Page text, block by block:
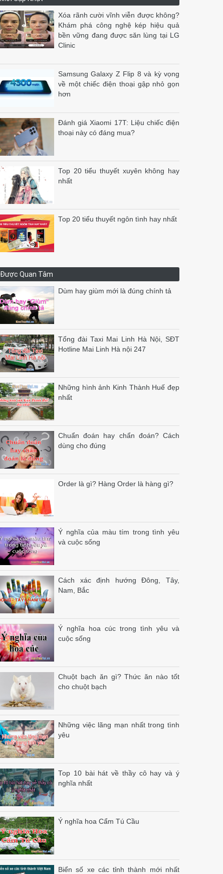
Xóa rãnh cười vĩnh viễn được không?
Khám phá công nghệ kép hiệu quả
bền vững đang được săn lùng tại LG
Clinic
Samsung Galaxy Z Flip 8 và kỳ vọng
về một chiếc điện thoại gập nhỏ gọn
hơn
Đánh giá Xiaomi 17T: Liệu chiếc điện
thoại này có đáng mua?
Top 20 tiểu thuyết xuyên không hay
nhất
Top 20 tiểu thuyết ngôn tình hay nhất
Được Quan Tâm
Dùm hay giùm mới là đúng chính tả
Tổng đài Taxi Mai Linh Hà Nội, SĐT
Hotline Mai Linh Hà nội 247
Những hình ảnh Kinh Thành Huế đẹp
nhất
Chuẩn đoán hay chẩn đoán? Cách
dùng cho đúng
Order là gì? Hàng Order là hàng gì?
Ý nghĩa của màu tím trong tình yêu
và cuộc sống
Cách xác định hướng Đông, Tây,
Nam, Bắc
Ý nghĩa hoa cúc trong tình yêu và
cuộc sống
Chuột bạch ăn gì? Thức ăn nào tốt
cho chuột bạch
Những việc lãng mạn nhất trong tình
yêu
Top 10 bài hát về thầy cô hay và ý
nghĩa nhất
Ý nghĩa hoa Cẩm Tú Cầu
Biển số xe các tỉnh thành mới nhất